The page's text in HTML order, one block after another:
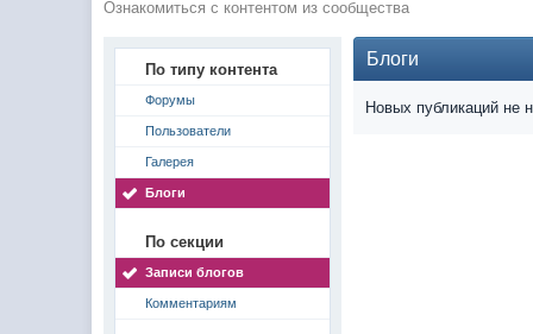
Ознакомиться с контентом из сообщества
По типу контента
Форумы
Пользователи
Галерея
Блоги
По секции
Записи блогов
Комментариям
Блоги
Новых публикаций не